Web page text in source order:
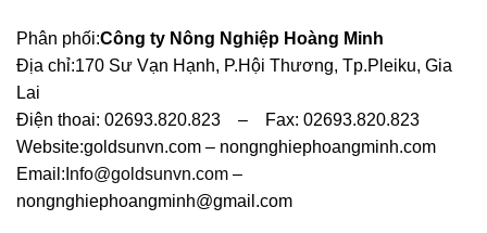
Phân phối:Công ty Nông Nghiệp Hoàng Minh
Địa chỉ:170 Sư Vạn Hạnh, P.Hội Thương, Tp.Pleiku, Gia
Lai
Điện thoai: 02693.820.823 – Fax: 02693.820.823
Website:goldsunvn.com – nongnghiephoangminh.com
Email: Info@goldsunvn.com –
nongnghiephoangminh@gmail.com